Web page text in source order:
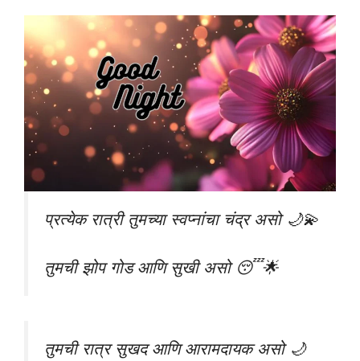
प्रत्येक रात्री तुमच्या स्वप्नांचा चंद्र असो 🌙💫
तुमची झोप गोड आणि सुखी असो 😴🌟
तुमची रात्र सुखद आणि आरामदायक असो 🌙